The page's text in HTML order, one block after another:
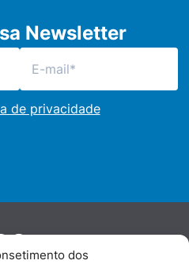
dos
Newsletter
de privacidade